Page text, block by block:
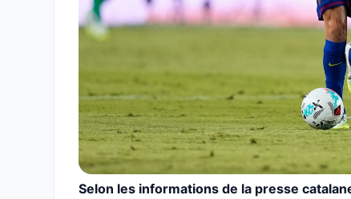
Selon les informations de la presse